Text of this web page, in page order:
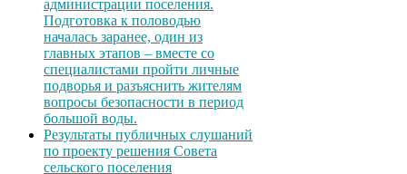
администрации поселения.
Подготовка к половодью
началась заранее, один из
главных этапов – вместе со
специалистами пройти личные
подворья и разъяснить жителям
вопросы безопасности в период
большой воды.
Результаты публичных слушаний
по проекту решения Совета
сельского поселения